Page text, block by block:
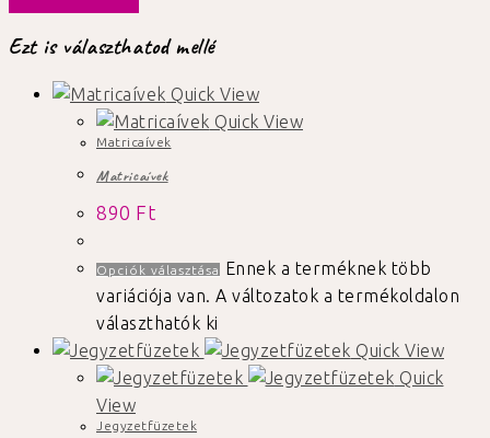
Ezt is választhatod mellé
Quick View
Quick View
Matricaívek
Matricaívek
890 Ft
Opciók választása
Ennek a terméknek több
variációja van. A változatok a termékoldalon
választhatók ki
Quick View
Quick
View
Jegyzetfüzetek